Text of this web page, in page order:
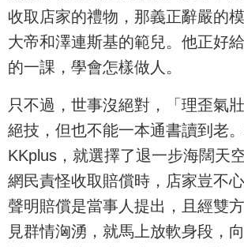
收取店家的禮物，那義正辭嚴的
大帝和澤連斯基的範兒。他正好
的一課，學會怎樣做人。
只不過，世事沒絕對，「理歪氣
絕技，但也不能一本通書讀到老
KKplus，就選擇了退一步海闊天
網民責怪收取賠償時，店家豈不
聲明賠償是當事人提出，且經雙
見群情洶湧，就馬上放軟身段，